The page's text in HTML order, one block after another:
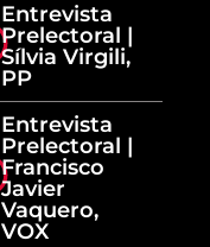
Entrevista
Prelectoral |
Sílvia Virgili,
PP
Entrevista
Prelectoral |
Francisco
Javier
Vaquero,
VOX